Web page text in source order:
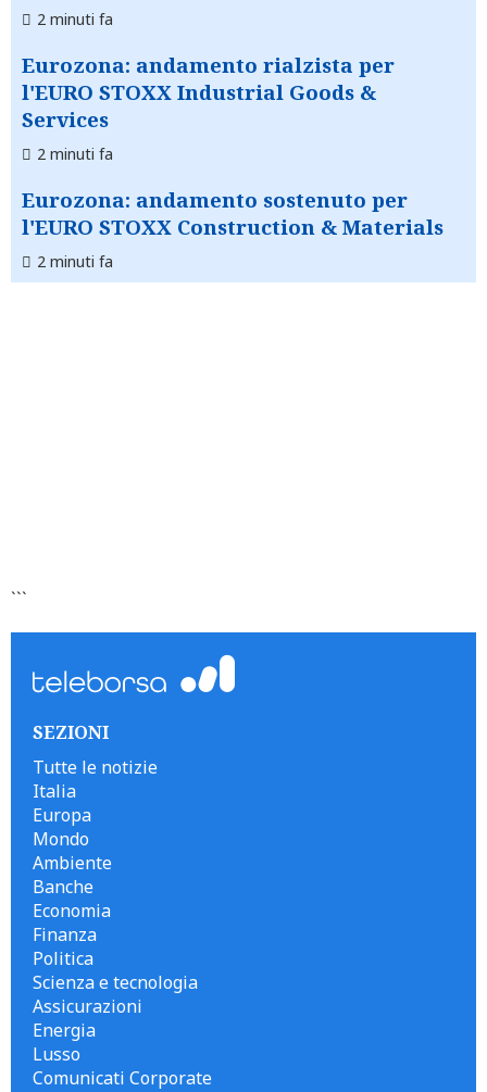
2 minuti fa
Eurozona: andamento rialzista per
l'EURO STOXX Industrial Goods &
Services
2 minuti fa
Eurozona: andamento sostenuto per
l'EURO STOXX Construction & Materials
2 minuti fa
```
SEZIONI
Tutte le notizie
Italia
Europa
Mondo
Ambiente
Banche
Economia
Finanza
Politica
Scienza e tecnologia
Assicurazioni
Energia
Lusso
Comunicati Corporate